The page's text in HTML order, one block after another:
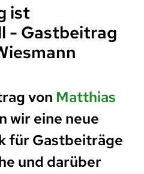
ist
- Gastbeitrag
von Matthias
wir eine neue
für Gastbeiträge
und darüber